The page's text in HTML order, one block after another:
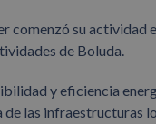
su actividad
de Boluda.
y eficiencia
de las infraestructuras